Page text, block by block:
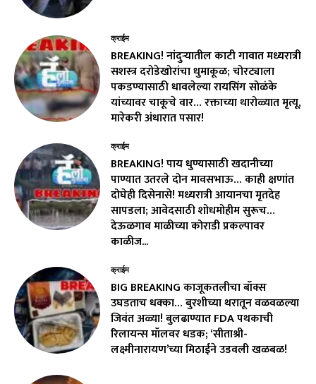
क्राईम
BREAKING! नांदुऱ्यातील काटी गावात मध्यरात्री
सशस्त्र दरोडेखोरांचा धुमाकूळ; चोरट्याला
पकडण्यासाठी धावलेल्या रायसिंग सोळंके
यांच्यावर चाकूचे वार… रक्ताच्या थारोळ्यात मृत्यू,
मारेकरी अंधारात पसार!
क्राईम
BREAKING! पाय धुण्यासाठी खदानीच्या
पाण्यात उतरले दोन मावसभाऊ… काही क्षणांत
दोघेही दिसेनासे! मध्यरात्री आयानचा मृतदेह
सापडला; आवेदसाठी शोधमोहीम सुरूच…
देऊळगाव माळीच्या कोराडी प्रकल्पावर
काळीज...
क्राईम
BIG BREAKING काजूकतलीचा बॉक्स
उघडताच धक्का… बुरशीच्या थरातून वळवळल्या
जिवंत अळ्या! बुलढाण्यात FDA पथकाची
रिलायन्स मॉलवर धडक; ‘सीताश्री-
लक्ष्मीनारायण’च्या मिठाईने उडवली खळबळ!